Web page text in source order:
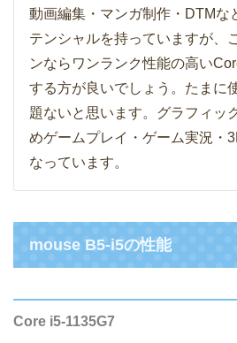
動画編集・マンガ制作・DTMな
テンシャルを持っていますが、
ンならワンランク性能の高い
する方が良いでしょう。たまに
題ないと思います。グラフィッ
めゲームプレイ・ゲーム実況・
なっています。
mouse B5-i5の性能
Core i5-1135G7